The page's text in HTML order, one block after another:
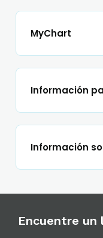
MyChart
Información
Información
Encuentre un